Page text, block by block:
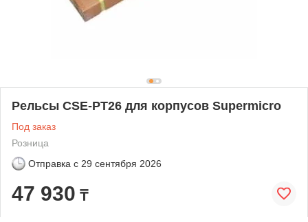
Рельсы CSE-PT26 для корпусов Supermicro
Под заказ
Розница
Отправка с 29 сентября 2026
47 930 ₸